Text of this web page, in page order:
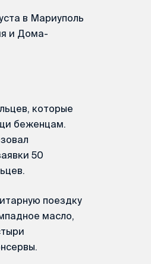
в Мариуполь
и Дома-
которые
беженцам.
50
поездку
масло,